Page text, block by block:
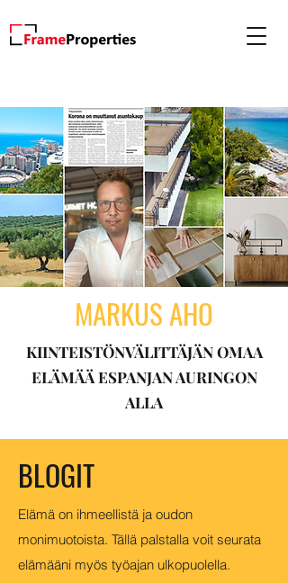
MARKUS AHO
KIINTEISTÖNVÄLITTÄJÄN OMAA
ELÄMÄÄ ESPANJAN AURINGON
ALLA
BLOGIT
Elämä on ihmeellistä ja oudon
monimuotoista. Tällä palstalla voit seurata
elämääni myös työajan ulkopuolella.